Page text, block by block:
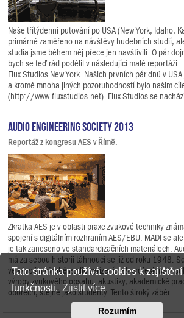
Tato stránka používá cookies k
funkčnosti. Zjistit více
Rozumím
Naše třítýdenní putování po USA (New York, Idaho,
primárně zaměřeno na návštěvy hudebních studií,
studia jsme během něj přece jen navštívili. O pár
bych se teď rád podělil v následující malé reportáži.
Flux Studios New York. Našich prvních pár dnů v
a kromě mnoha jiných pozoruhodností bylo našim
(http://www.fluxstudios.net). Flux Studios se nachází
Audio Engineering Society 2013
Reportáž z kongresu AES v Římě.
Zkratka AES je v oblasti praxe zvukové techniky
spojení s digitálním rozhraním AES/EBU. MADI se
je tak zaneseno ve standardizačních materiálech.
má za sebou historii táhnoucí se již od roku 1948.
ve vývoji a výrobě audio zařízení, tak profesionály
výroby zvukového obsahu, akustiky, akademické
oborech, stejně jako studenty. Tento široký záběr...